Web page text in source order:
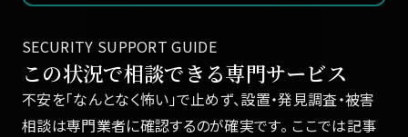
SECURITY SUPPORT GUIDE
この状況で相談できる専門サービス
不安を「なんとなく怖い」で止めず、設置・発見調査・被害
相談は専門業者に確認するのが確実です。 ここでは記事